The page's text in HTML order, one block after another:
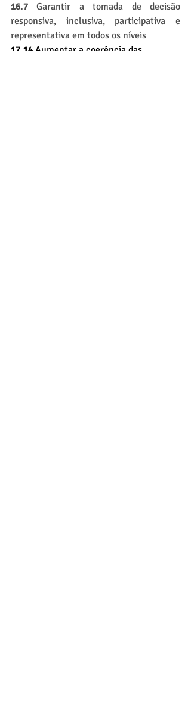
16.7 Garantir a tomada de decisão
responsiva, inclusiva, participativa e
representativa em todos os níveis
17.14 Aumentar a coerência das